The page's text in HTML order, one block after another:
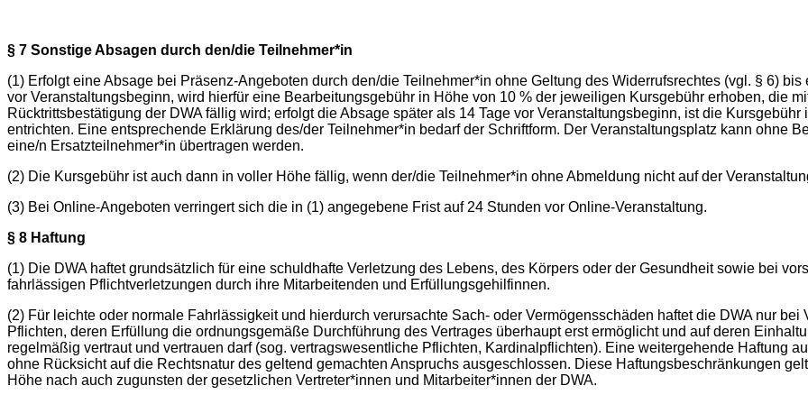
§ 7 Sonstige Absagen durch den/die Teilnehmer*in
(1) Erfolgt eine Absage bei Präsenz-Angeboten durch den/die Teilnehmer*in ohne Geltung des Widerrufsrechtes (vgl. § 6)
vor Veranstaltungsbeginn, wird hierfür eine Bearbeitungsgebühr in Höhe von 10 % der jeweiligen Kursgebühr erhoben, die
Rücktrittsbestätigung der DWA fällig wird; erfolgt die Absage später als 14 Tage vor Veranstaltungsbeginn, ist die Kursgebühr
entrichten. Eine entsprechende Erklärung des/der Teilnehmer*in bedarf der Schriftform. Der Veranstaltungsplatz kann ohne
eine/n Ersatzteilnehmer*in übertragen werden.
(2) Die Kursgebühr ist auch dann in voller Höhe fällig, wenn der/die Teilnehmer*in ohne Abmeldung nicht auf der
(3) Bei Online-Angeboten verringert sich die in (1) angegebene Frist auf 24 Stunden vor Online-Veranstaltung.
§ 8 Haftung
(1) Die DWA haftet grundsätzlich für eine schuldhafte Verletzung des Lebens, des Körpers oder der Gesundheit sowie bei
fahrlässigen Pflichtverletzungen durch ihre Mitarbeitenden und Erfüllungsgehilfinnen.
(2) Für leichte oder normale Fahrlässigkeit und hierdurch verursachte Sach- oder Vermögensschäden haftet die DWA nur bei
Pflichten, deren Erfüllung die ordnungsgemäße Durchführung des Vertrages überhaupt erst ermöglicht und auf deren
regelmäßig vertraut und vertrauen darf (sog. vertragswesentliche Pflichten, Kardinalpflichten). Eine weitergehende Haftung
ohne Rücksicht auf die Rechtsnatur des geltend gemachten Anspruchs ausgeschlossen. Diese Haftungsbeschränkungen
Höhe nach auch zugunsten der gesetzlichen Vertreter*innen und Mitarbeiter*innen der DWA.